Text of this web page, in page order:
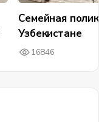
Семейная
Узбекистане
16846